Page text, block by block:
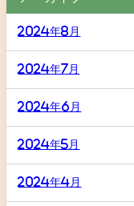
2024年8月
2024年7月
2024年6月
2024年5月
2024年4月